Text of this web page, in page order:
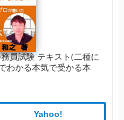
員試験 テキスト(二種に
わかる本気で受かる本
Yahoo!